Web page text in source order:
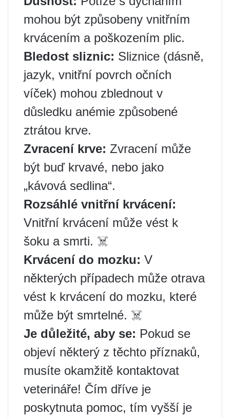
mohou být způsobeny vnitřním
krvácením a poškozením plic.
Bledost sliznic: Sliznice (dásně,
jazyk, vnitřní povrch očních
víček) mohou zblednout v
důsledku anémie způsobené
ztrátou krve.
Zvracení krve: Zvracení může
být buď krvavé, nebo jako
„kávová sedlina“.
Rozsáhlé vnitřní krvácení:
Vnitřní krvácení může vést k
šoku a smrti. ☠️
Krvácení do mozku: V
některých případech může otrava
vést k krvácení do mozku, které
může být smrtelné. ☠️
Je důležité, aby se: Pokud se
objeví některý z těchto příznaků,
musíte okamžitě kontaktovat
veterináře! Čím dříve je
poskytnuta pomoc, tím vyšší je